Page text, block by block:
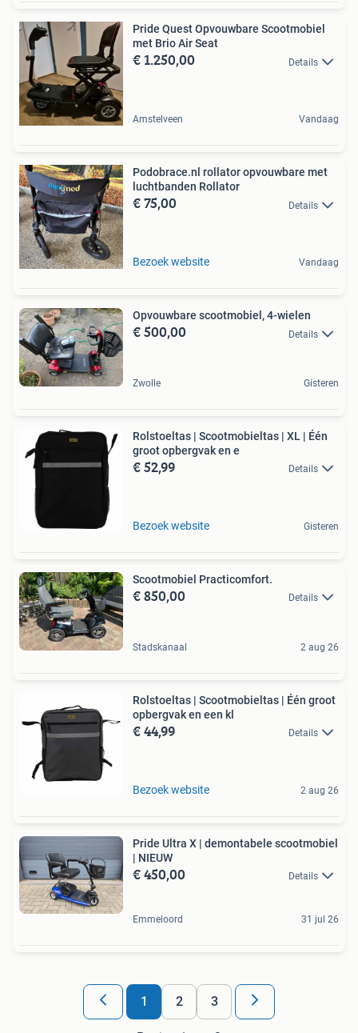
Pride Quest Opvouwbare Scootmobiel
met Brio Air Seat
€ 1.250,00 Details
Amstelveen Vandaag
Podobrace.nl rollator opvouwbare met
luchtbanden Rollator
€ 75,00 Details
Bezoek website Vandaag
Opvouwbare scootmobiel, 4-wielen
€ 500,00 Details
Zwolle Gisteren
Rolstoeltas | Scootmobieltas | XL | Één
groot opbergvak en e
€ 52,99 Details
Bezoek website Gisteren
Scootmobiel Practicomfort.
€ 850,00 Details
Stadskanaal 2 aug 26
Rolstoeltas | Scootmobieltas | Één groot
opbergvak en een kl
€ 44,99 Details
Bezoek website 2 aug 26
Pride Ultra X | demontabele scootmobiel
| NIEUW
€ 450,00 Details
Emmeloord 31 jul 26
1 2 3